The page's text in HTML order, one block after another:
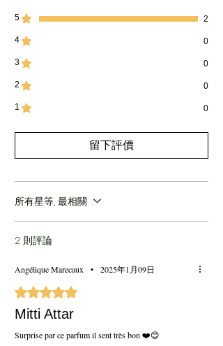
一致性： 中等粘度
香味描述
：Mitti Attar 香味類似於當第一滴雨
與
： 香根草、檀香、 廣藿香、茉莉、 玫瑰、
依蘭和 乳香精油。
5 2
4 0
3 0
2 0
1 0
留下評價
所有星等, 最相關
2 則評論
Angélique Marecaux • 2025年1月09日
評等為 5（最高為 5 顆星）。
Mitti Attar
Surprise par ce parfum il sent très bon ❤️😊